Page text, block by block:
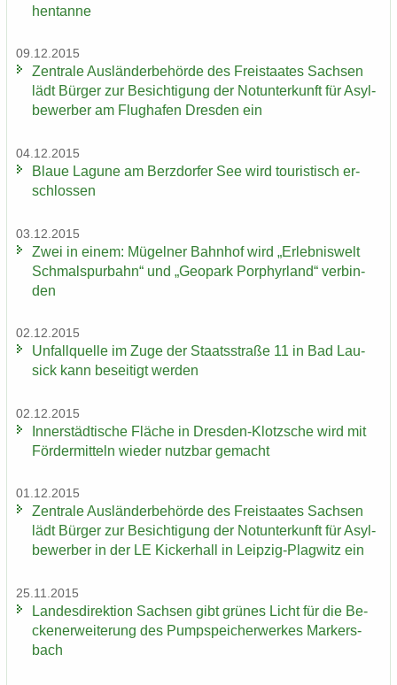
hen­tan­ne
09.12.2015
Zen­tra­le Aus­län­der­be­hör­de des Frei­staa­tes Sach­sen
lädt Bür­ger zur Be­sich­ti­gung der Not­un­ter­kunft für Asyl­
be­wer­ber am Flug­ha­fen Dres­den ein
04.12.2015
Blaue La­gu­ne am Berz­dor­fer See wird tou­ris­tisch er­
schlos­sen
03.12.2015
Zwei in einem: Mü­gel­ner Bahn­hof wird „Er­leb­nis­welt
Schmal­spur­bahn“ und „Geo­park Por­phyr­land“ ver­bin­
den
02.12.2015
Un­fall­quel­le im Zuge der Staats­stra­ße 11 in Bad Lau­
sick kann be­sei­tigt wer­den
02.12.2015
In­ner­städ­ti­sche Flä­che in Dresden-​Klotzsche wird mit
För­der­mit­teln wie­der nutz­bar ge­macht
01.12.2015
Zen­tra­le Aus­län­der­be­hör­de des Frei­staa­tes Sach­sen
lädt Bür­ger zur Be­sich­ti­gung der Not­un­ter­kunft für Asyl­
be­wer­ber in der LE Ki­cker­hall in Leipzig-​Plagwitz ein
25.11.2015
Lan­des­di­rek­ti­on Sach­sen gibt grü­nes Licht für die Be­
cken­er­wei­te­rung des Pump­spei­cher­wer­kes Mar­kers­
bach